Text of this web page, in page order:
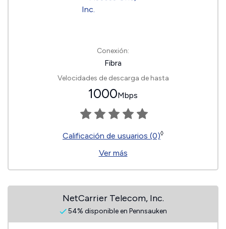
Conexión:
Fibra
Velocidades de descarga de hasta
1000Mbps
Calificación de usuarios (0)◊
Ver más
NetCarrier Telecom, Inc.
54% disponible en Pennsauken